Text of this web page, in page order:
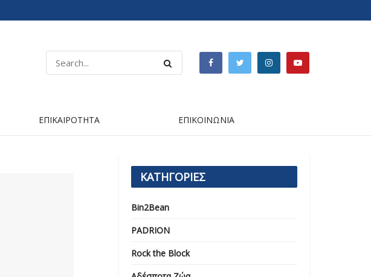
ΕΠΙΚΑΙΡΟΤΗΤΑ ΕΠΙΚΟΙΝΩΝΙΑ
ΚΑΤΗΓΟΡΙΕΣ
Bin2Bean
PADRION
Rock the Block